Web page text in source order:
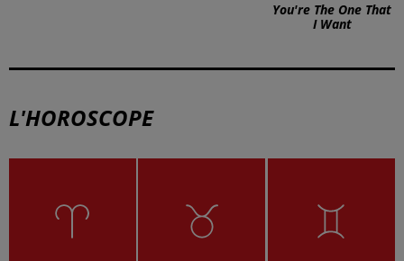
You're The One That
I Want
L'HOROSCOPE